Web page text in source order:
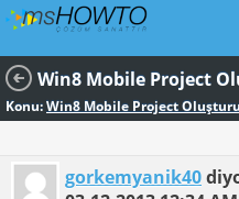
Win8 Mobile Project
Konu:Win8 Mobile Project
gorkemyanik40